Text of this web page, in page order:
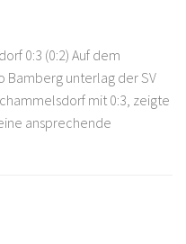
0:3 (0:2) Auf dem
Bamberg unterlag der SV
mit 0:3, zeigte
ansprechende